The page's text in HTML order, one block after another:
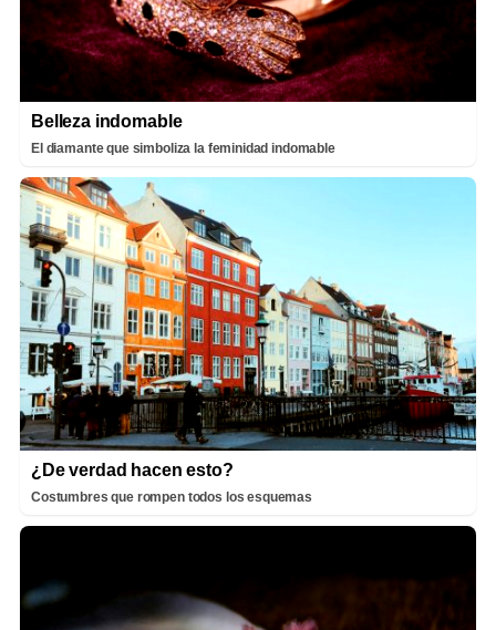
Belleza indomable
El diamante que simboliza la feminidad indomable
¿De verdad hacen esto?
Costumbres que rompen todos los esquemas